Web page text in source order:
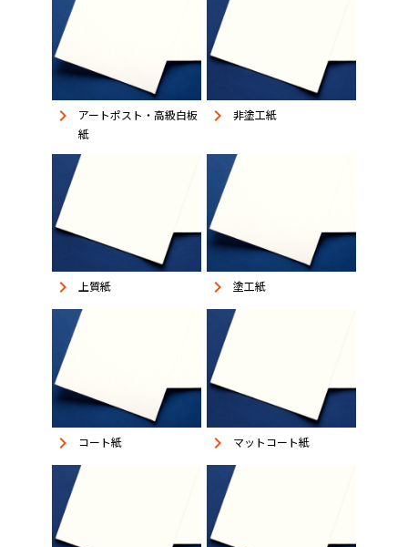
keyboard_arrow_right
アートポスト・高級白板
紙
keyboard_arrow_right 非塗工紙
keyboard_arrow_right 上質紙 keyboard_arrow_right 塗工紙
keyboard_arrow_right コート紙 keyboard_arrow_right マットコート紙